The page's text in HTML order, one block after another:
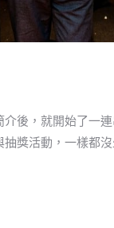
後，就開始了一
獎活動，一樣都